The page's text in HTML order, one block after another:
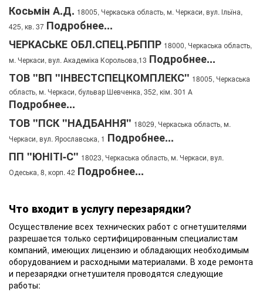
Косьмін А.Д. 18005, Черкаська область, м. Черкаси, вул. Ільїна,
425, кв. 37 Подробнее...
ЧЕРКАСЬКЕ ОБЛ.СПЕЦ.РБППР 18000, Черкаська область,
м. Черкаси, вул. Академіка Корольова,13 Подробнее...
ТОВ "ВП "ІНВЕСТСПЕЦКОМПЛЕКС" 18005, Черкаська
область, м. Черкаси, бульвар Шевченка, 352, кім. 301 А
Подробнее...
ТОВ "ПСК "НАДБАННЯ" 18029, Черкаська область, м.
Черкаси, вул. Ярославська, 1 Подробнее...
ПП "ЮНІТІ-С" 18023, Черкаська область, м. Черкаси, вул.
Одеська, 8, корп. 42 Подробнее...
Что входит в услугу перезарядки?
Осуществление всех технических работ с огнетушителями
разрешается только сертифицированным специалистам
компаний, имеющих лицензию и обладающих необходимым
оборудованием и расходными материалами. В ходе ремонта
и перезарядки огнетушителя проводятся следующие
работы: